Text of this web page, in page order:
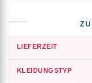
LIEFERZEIT
KLEIDUNGSTYP